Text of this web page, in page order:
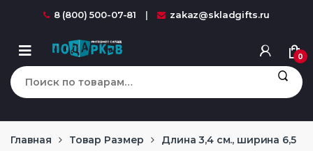
8 (800) 500-07-81 zakaz@skladgifts.ru
0
Искать:
Главная Товар Размер Длина 3,4 см., ширина 6,5